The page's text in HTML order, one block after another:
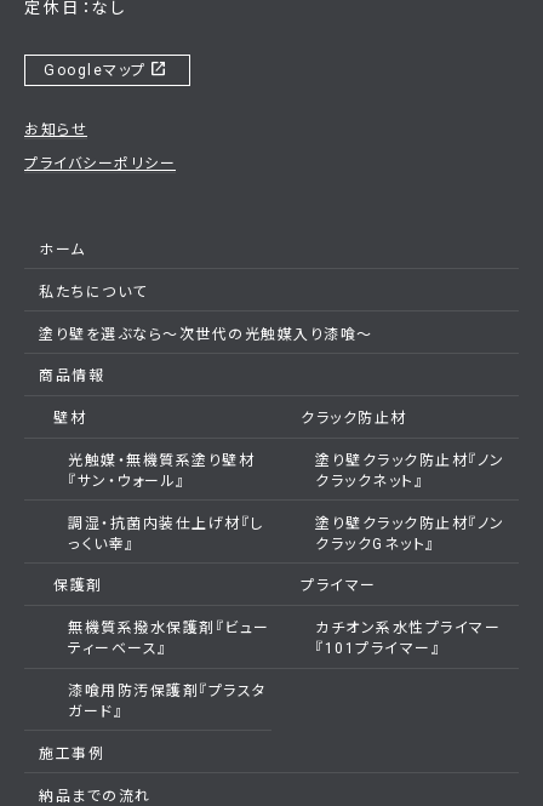
定休日：なし
Googleマップ open_in_new
お知らせ
プライバシーポリシー
ホーム
私たちについて
塗り壁を選ぶなら～次世代の光触媒入り漆喰～
商品情報
壁材
光触媒・無機質系塗り壁材
『サン・ウォール』
調湿・抗菌内装仕上げ材『し
っくい幸』
クラック防止材
塗り壁クラック防止材『ノン
クラックネット』
塗り壁クラック防止材『ノン
クラックGネット』
保護剤
無機質系撥水保護剤『ビュー
ティーベース』
漆喰用防汚保護剤『プラスタ
ガード』
プライマー
カチオン系水性プライマー
『101プライマー』
施工事例
納品までの流れ